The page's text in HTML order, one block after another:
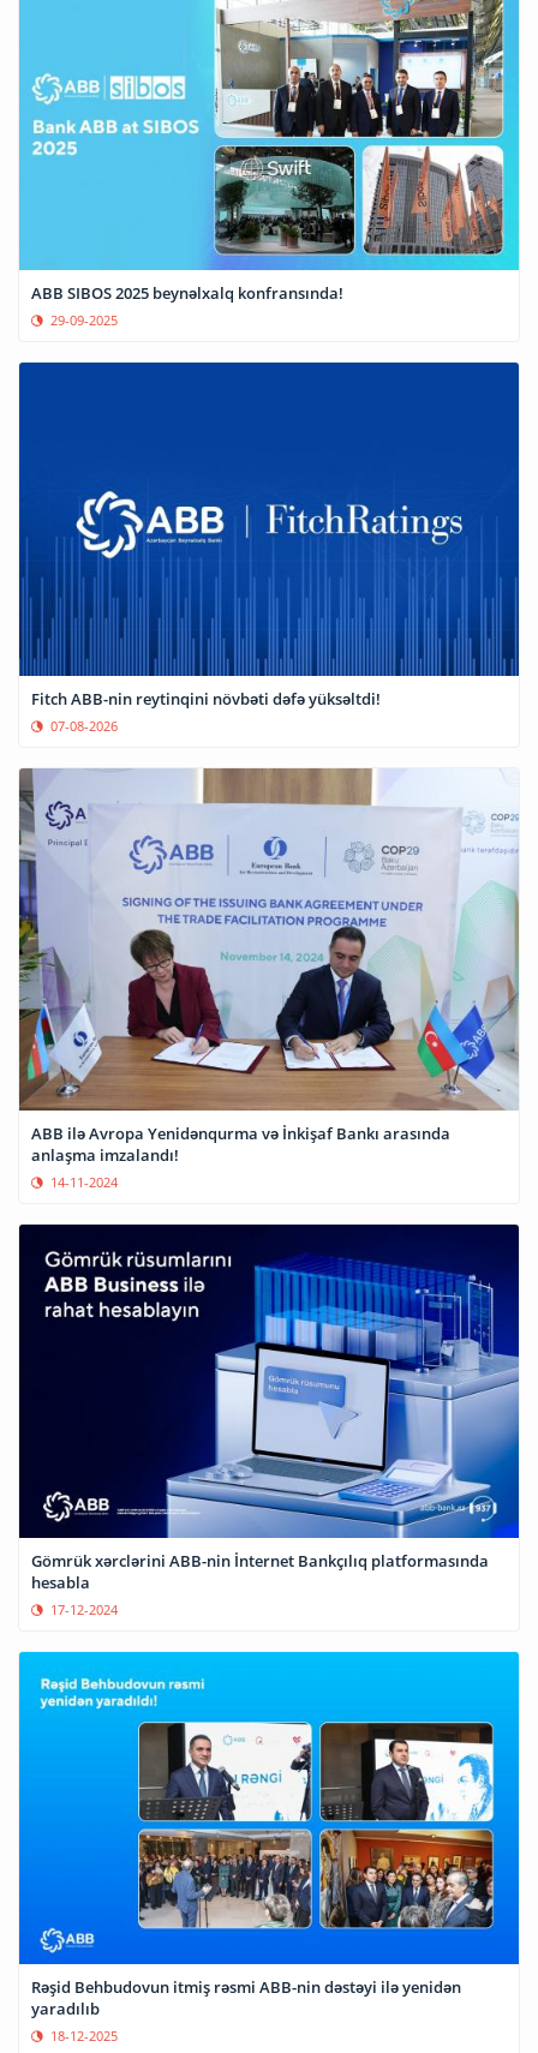
ABB SIBOS 2025 beynəlxalq konfransında!
29-09-2025
Fitch ABB-nin reytinqini növbəti dəfə yüksəltdi!
07-08-2026
ABB ilə Avropa Yenidənqurma və İnkişaf Bankı arasında
anlaşma imzalandı!
14-11-2024
Gömrük xərclərini ABB-nin İnternet Bankçılıq platformasında
hesabla
17-12-2024
Rəşid Behbudovun itmiş rəsmi ABB-nin dəstəyi ilə yenidən
yaradılıb
18-12-2025